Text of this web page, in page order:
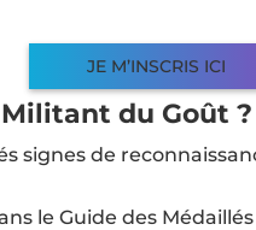
JE M’INSCRIS ICI
du Goût ?
signes de
le Guide des